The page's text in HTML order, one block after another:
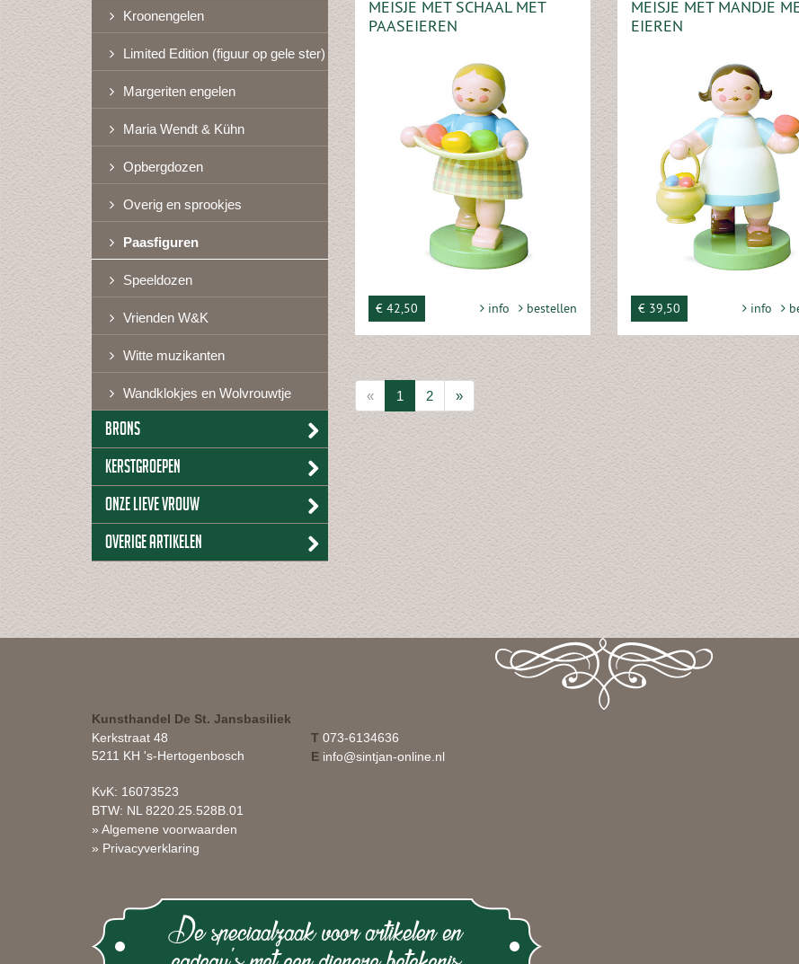
Kroonengelen
Limited Edition (figuur op gele ster)
Margeriten engelen
Maria Wendt & Kühn
Opbergdozen
Overig en sprookjes
Paasfiguren
Speeldozen
Vrienden W&K
Witte muzikanten
Wandklokjes en Wolvrouwtje
Brons
Kerstgroepen
Onze lieve vrouw
Overige artikelen
MEISJE MET SCHAAL MET
PAASEIEREN
€ 42,50 info bestellen
MEISJE MET MANDJE
EIEREN
€ 39,50 info
« 1 2 »
Kunsthandel De St. Jansbasiliek
Kerkstraat 48
5211 KH 's-Hertogenbosch
T073-6134636
E info@sintjan-online.nl
KvK: 16073523
BTW: NL 8220.25.528B.01
» Algemene voorwaarden
» Privacyverklaring
De speciaalzaak voor artikelen en